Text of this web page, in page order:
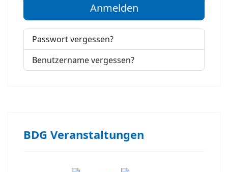
Anmelden
Passwort vergessen?
Benutzername vergessen?
BDG Veranstaltungen